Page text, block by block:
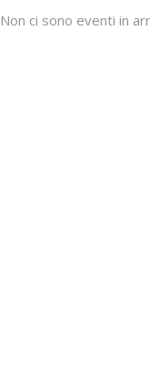
Non ci sono eventi in